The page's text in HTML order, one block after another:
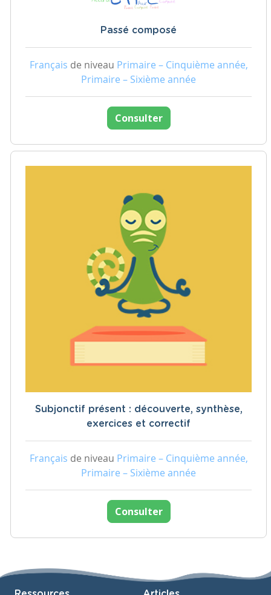
Passé composé
Français de niveau Primaire – Cinquième année,
Primaire – Sixième année
Consulter
Subjonctif présent : découverte, synthèse,
exercices et correctif
Français de niveau Primaire – Cinquième année,
Primaire – Sixième année
Consulter